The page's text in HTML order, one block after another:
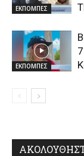
ΕΚΠΟΜΠΕΣ
ΕΚΠΟΜΠΕΣ